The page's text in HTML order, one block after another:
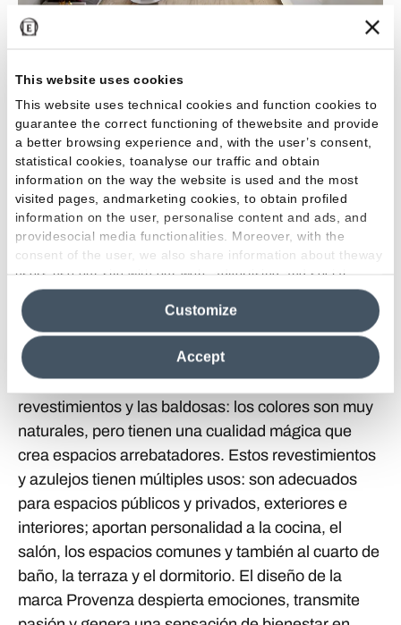
This website uses cookies
This website uses technical cookies and function cookies to
guarantee the correct functioning of thewebsite and provide
a better browsing experience and, with the user’s consent,
statistical cookies, toanalyse our traffic and obtain
information on the way the website is used and the most
visited pages, andmarketing cookies, to obtain profiled
information on the user, personalise content and ads, and
providesocial media functionalities. Moreover, with the
consent of the user, we also share information about theway
users use our site with our web, advertising and social
media analytics partners, who may combine itwith other
information in their possession. By closing this banner,
clicking on "Reject", it will be possible tocontinue browsing
the site after installing only technical cookies. For more
information see the
Cookie Policy
Accept
Customize
Alter
12 DE 17 RESULTADOS
Mostrar más
Del encuentro entre los materiales de revestimiento
refinados y el diseño contemporáneo nace
Provenza, la marca que decora edificios
prestigiosos, residencias históricas y viviendas que
a menudo aparecen en las revistas internacionales
más importantes. El nombre Provenza entraña en sí
mismo muchas características de los
revestimientos y las baldosas: los colores son muy
naturales, pero tienen una cualidad mágica que
crea espacios arrebatadores. Estos revestimientos
y azulejos tienen múltiples usos: son adecuados
para espacios públicos y privados, exteriores e
interiores; aportan personalidad a la cocina, el
salón, los espacios comunes y también al cuarto de
baño, la terraza y el dormitorio. El diseño de la
marca Provenza despierta emociones, transmite